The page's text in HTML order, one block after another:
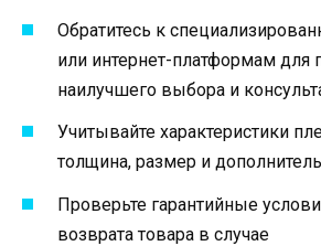
Обратитесь к
или интернет-платформам для
наилучшего выбора и
Учитывайте характеристики
толщина, размер и
Проверьте гарантийные
возврата товара в случае